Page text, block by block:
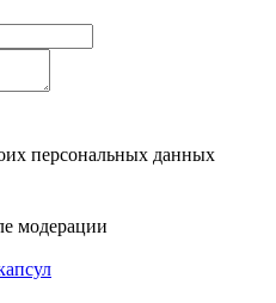
персональных данных
модерации